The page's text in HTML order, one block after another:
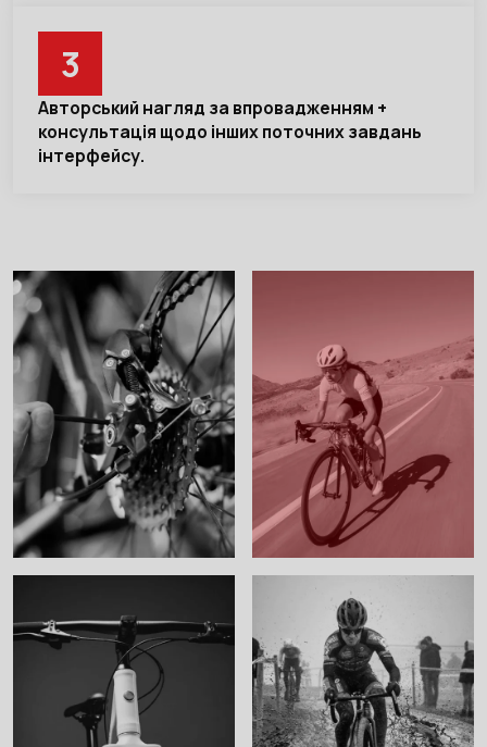
3
Авторський нагляд за впровадженням +
консультація щодо інших поточних завдань
інтерфейсу.